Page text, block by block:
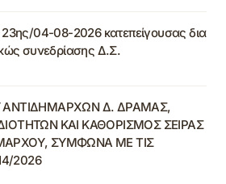
04-08-2026 κατεπείγουσας δια
συνεδρίασης Δ.Σ.
Δ. ΔΡΑΜΑΣ,
ΚΑΙ ΚΑΘΟΡΙΣΜΟΣ ΣΕΙΡΑΣ
ΣΥΜΦΩΝΑ ΜΕ ΤΙΣ
2026